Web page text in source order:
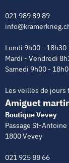
021 989 89 89
Lundi 9h00 - 18h30
Mardi - Vendredi
Samedi 9h00 -
Les veilles de jours
Amiguet
Boutique Vevey
Passage St-Antoine
1800 Vevey
021 925 88 66